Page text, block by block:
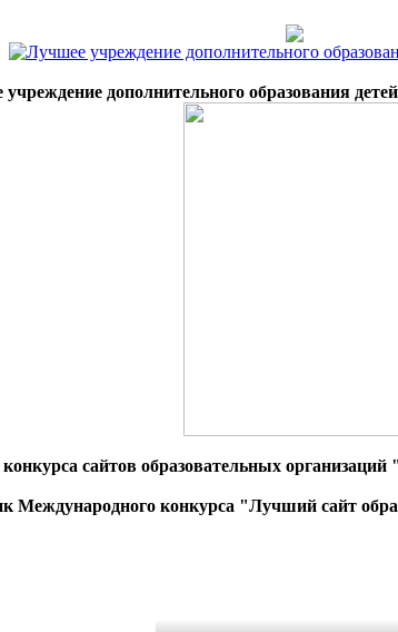
дополнительного образования
сайтов образовательных
Международного конкурса "Лучший сайт